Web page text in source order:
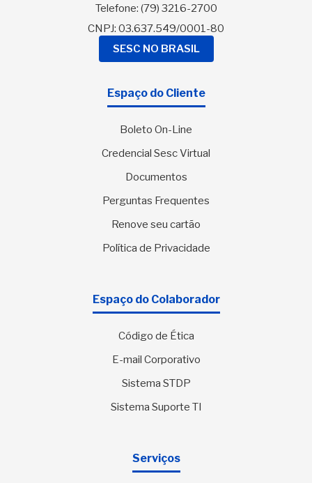
Telefone: (79) 3216-2700
CNPJ: 03.637.549/0001-80
SESC NO BRASIL
Espaço do Cliente
Boleto On-Line
Credencial Sesc Virtual
Documentos
Perguntas Frequentes
Renove seu cartão
Política de Privacidade
Espaço do Colaborador
Código de Ética
E-mail Corporativo
Sistema STDP
Sistema Suporte TI
Serviços